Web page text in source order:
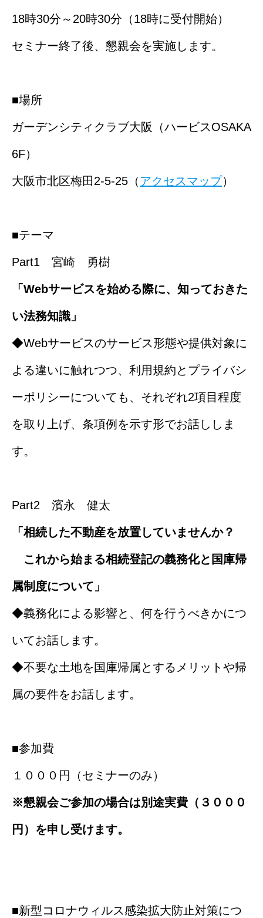
18時30分～20時30分（18時に受付開始）
セミナー終了後、懇親会を実施します。
■場所
ガーデンシティクラブ大阪（ハービスOSAKA
6F）
大阪市北区梅田2-5-25（ アクセスマップ）
■テーマ
Part1 宮崎 勇樹
「Webサービスを始める際に、知っておきた
い法務知識」
◆Webサービスのサービス形態や提供対象に
よる違いに触れつつ、利用規約とプライバシ
ーポリシーについても、それぞれ2項目程度
を取り上げ、条項例を示す形でお話ししま
す。
Part2 濱永 健太
「相続した不動産を放置していませんか？
これから始まる相続登記の義務化と国庫帰
属制度について」
◆義務化による影響と、何を行うべきかにつ
いてお話します。
◆不要な土地を国庫帰属とするメリットや帰
属の要件をお話します。
■参加費
１０００円（セミナーのみ）
※懇親会ご参加の場合は別途実費（３０００
円）を申し受けます。
■新型コロナウィルス感染拡大防止対策につ